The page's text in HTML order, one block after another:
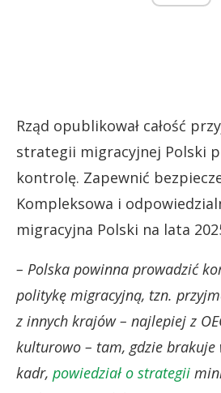
Rząd opublikował całość
strategii migracyjnej Polski
kontrolę. Zapewnić
Kompleksowa i
migracyjna Polski na lata
– Polska powinna prowadzić
politykę migracyjną, tzn.
z innych krajów – najlepiej z
kulturowo – tam, gdzie brakuje
kadr, powiedział o strategii